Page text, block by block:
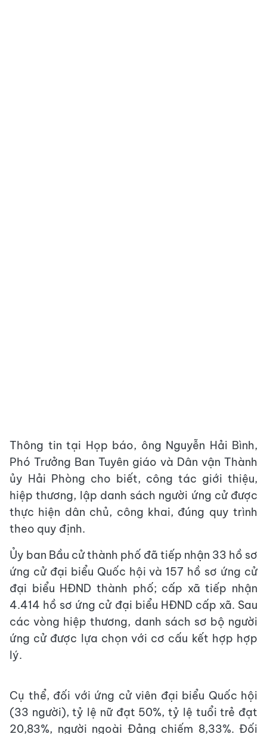
Thông tin tại Họp báo, ông Nguyễn Hải Bình,
Phó Trưởng Ban Tuyên giáo và Dân vận Thành
ủy Hải Phòng cho biết, công tác giới thiệu,
hiệp thương, lập danh sách người ứng cử được
thực hiện dân chủ, công khai, đúng quy trình
theo quy định.
Ủy ban Bầu cử thành phố đã tiếp nhận 33 hồ sơ
ứng cử đại biểu Quốc hội và 157 hồ sơ ứng cử
đại biểu HĐND thành phố; cấp xã tiếp nhận
4.414 hồ sơ ứng cử đại biểu HĐND cấp xã. Sau
các vòng hiệp thương, danh sách sơ bộ người
ứng cử được lựa chọn với cơ cấu kết hợp hợp
lý.
Cụ thể, đối với ứng cử viên đại biểu Quốc hội
(33 người), tỷ lệ nữ đạt 50%, tỷ lệ tuổi trẻ đạt
20,83%, người ngoài Đảng chiếm 8,33%. Đối